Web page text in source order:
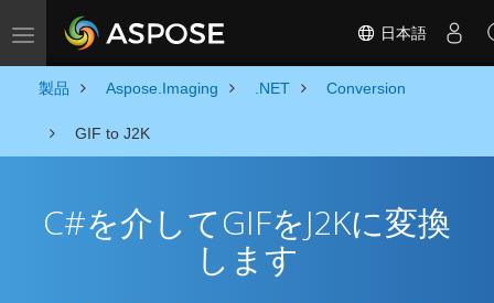
Toggle navigation 日本語
製品 Aspose.Imaging .NET Conversion
GIF to J2K
C#を介してGIFをJ2Kに変換
します